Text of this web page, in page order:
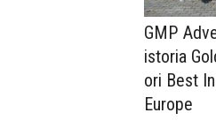
GMP
istoria
ori Best
Europe